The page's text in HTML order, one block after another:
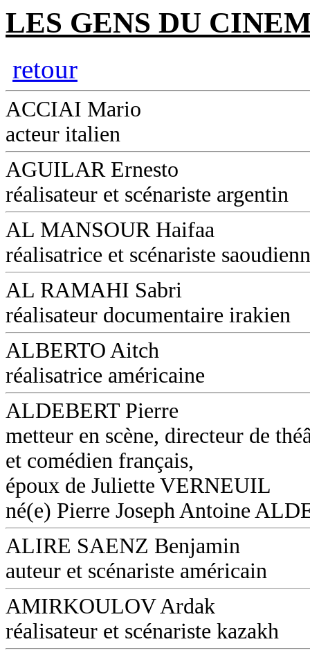
LES GENS DU
retour
ACCIAI Mario
acteur italien
AGUILAR Ernesto
réalisateur et scénariste argentin
AL MANSOUR Haifaa
réalisatrice et scénariste
AL RAMAHI Sabri
réalisateur documentaire irakien
ALBERTO Aitch
réalisatrice américaine
ALDEBERT Pierre
metteur en scène, directeur de
et comédien français,
époux de Juliette VERNEUIL
né(e) Pierre Joseph Antoine
ALIRE SAENZ Benjamin
auteur et scénariste américain
AMIRKOULOV Ardak
réalisateur et scénariste kazakh